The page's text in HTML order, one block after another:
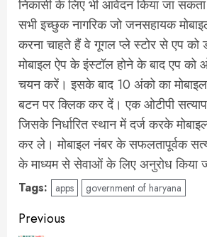
निकासी के लिए भी आवेदन किया जा
सभी इच्छुक नागरिक जो जनसहायक
करना चाहते हैं वे गूगल प्ले स्टोर से एप
मोबाइल ऐप के इंस्टॉल होने के बाद एप
चयन करें। इसके बाद 10 अंको का
बटन पर क्लिक कर दें। एक ओटीपी
जिसके निर्धारित स्थान में दर्ज करके
कर ले। मोबाइल नंबर के सफलतापूर्वक
के माध्यम से सेवाओं के लिए अनुरोध किया
Tags: apps government of haryana
Post
Previous